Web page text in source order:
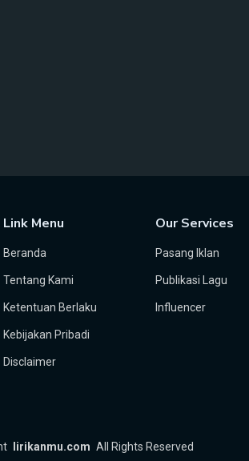
Link Menu
Beranda
Tentang Kami
Ketentuan Berlaku
Kebijakan Pribadi
Disclaimer
Our Services
Pasang Iklan
Publikasi Lagu
Influencer
lirikanmu.com All Rights Reserved